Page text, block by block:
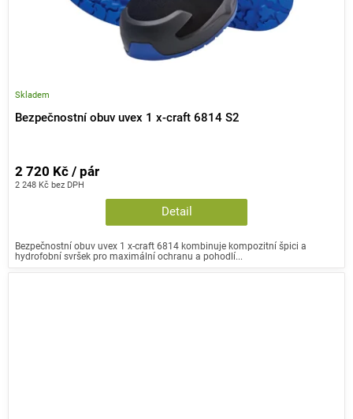
Bezpečnostní obuv uvex 1 x-craft 6814 S2
Skladem
2 248 Kč bez DPH
2 720 Kč / pár
Detail
Bezpečnostní obuv uvex 1 x-craft 6814 kombinuje kompozitní špici a
hydrofobní svršek pro maximální ochranu a pohodlí...